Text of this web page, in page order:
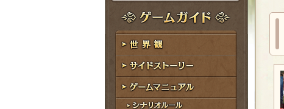
ド
レ
ス
ー
ド
ゲームガイド
世界観
サイドストーリー
ゲームマニュアル